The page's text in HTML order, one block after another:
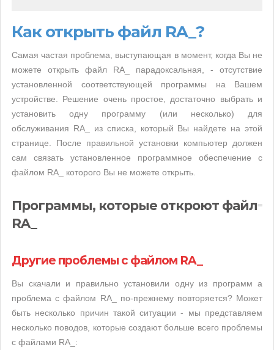
Как открыть файл RA_?
Самая частая проблема, выступающая в момент, когда Вы не
можете открыть файл RA_ парадоксальная, - отсутствие
установленной соответствующей программы на Вашем
устройстве. Решение очень простое, достаточно выбрать и
установить одну программу (или несколько) для
обслуживания RA_ из списка, который Вы найдете на этой
странице. После правильной установки компьютер должен
сам связать установленное программное обеспечение с
файлом RA_ которого Вы не можете открыть.
Программы, которые откроют файл
RA_
Другие проблемы с файлом RA_
Вы скачали и правильно установили одну из программ а
проблема с файлом RA_ по-прежнему повторяется? Может
быть несколько причин такой ситуации - мы представляем
несколько поводов, которые создают больше всего проблемы
с файлами RA_: